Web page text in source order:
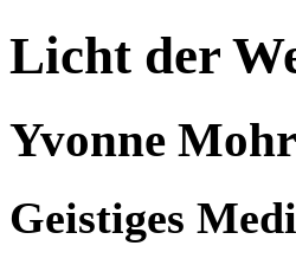
Licht der
Yvonne Mohr
Geistiges